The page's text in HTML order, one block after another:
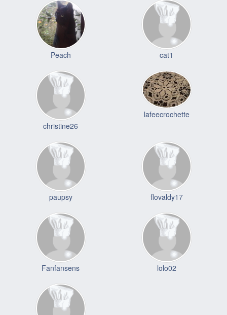
Peach cat1
christine26
lafeecrochette
paupsy flovaldy17
Fanfansens lolo02